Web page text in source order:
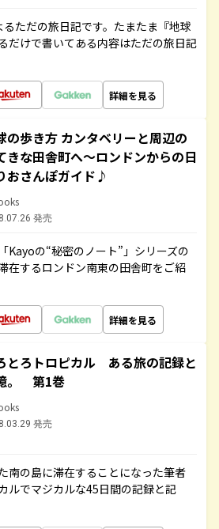
ただの旅日記です。たまたま『地球
だけで書いてある内容はただの旅日記
詳細を見る
の歩き方 カンタベリーと周辺の
きな田舎町へ～ロンドンからの日
おさんぽガイド♪
発売
Kayoの“秘密のノート”」シリーズの
在するロンドン南東の田舎町をご紹
詳細を見る
とろトロピカル ある旅の記録と
。 第1巻
発売
南の島に滞在することになった筆者
ルでマジカルな45日間の記録と記